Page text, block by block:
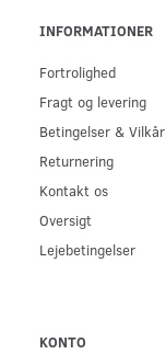
INFORMATIONER
Fortrolighed
Fragt og levering
Betingelser & Vilkår
Returnering
Kontakt os
Oversigt
Lejebetingelser
KONTO